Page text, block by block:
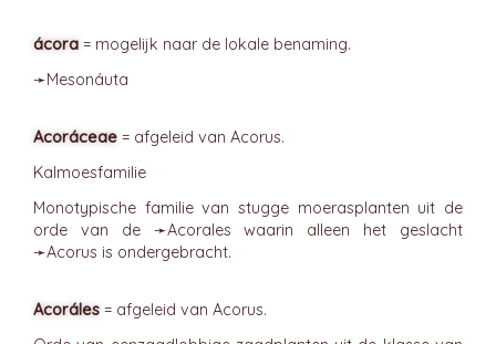
ácora = mogelijk naar de lokale benaming.
➛Mesonáuta
Acoráceae = afgeleid van Acorus.
Kalmoesfamilie
Monotypische familie van stugge moerasplanten uit de
orde van de ➛Acorales waarin alleen het geslacht
➛Acorus is ondergebracht.
Acoráles = afgeleid van Acorus.